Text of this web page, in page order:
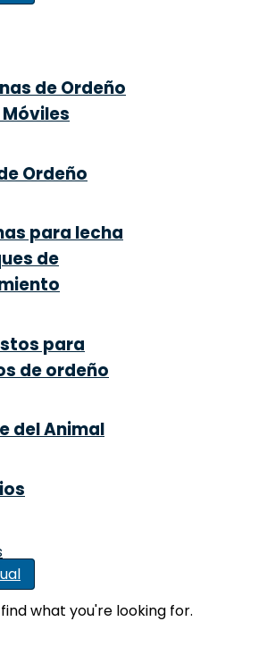
de Ordeño
Móviles
Ordeño
para lecha
de
para
de ordeño
del Animal
what you're looking for.